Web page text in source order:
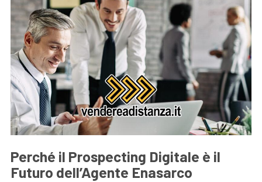
Perché il Prospecting Digitale è il
Futuro dell’Agente Enasarco